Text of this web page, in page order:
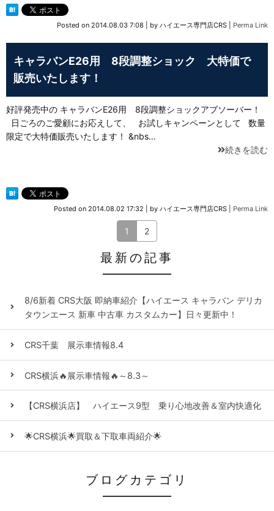
Posted on 2014.08.03 7:08 by ハイエース専門店CRS Perma Link
キャラバンE26用 8段調整ショック 大特価で
販売いたします！
好評発売中の キャラバンE26用 8段調整ショックアブソーバー！
日ごろのご愛顧にお応えして、 お試しキャンペーンとして 数量
限定で大特価販売いたします！ &nbs…
続きを読む
Posted on 2014.08.02 17:32 by ハイエース専門店CRS Perma Link
1 2
最新の記事
8/6新着 CRS大阪 即納車紹介【ハイエース キャラバン デリカ
タウンエース 新車 中古車 カスタムカー】日々更新中！
CRS千葉 展示車情報8.4
CRS横浜🔥展示車情報🔥～8.3～
【CRS横浜店】 ハイエース9型 乗り心地改善＆室内快適化
🌟CRS横浜🌟買取＆下取車両紹介🌟
ブログカテゴリ